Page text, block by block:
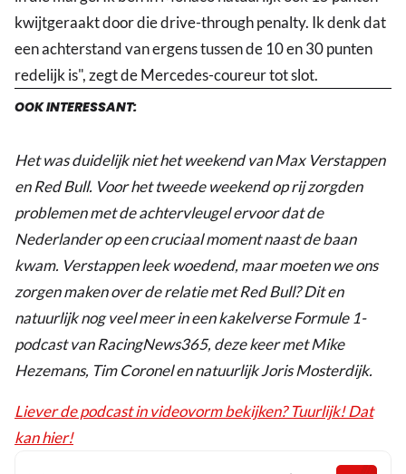
kwijtgeraakt door die drive-through penalty. Ik denk dat
een achterstand van ergens tussen de 10 en 30 punten
redelijk is", zegt de Mercedes-coureur tot slot.
OOK INTERESSANT:
Het was duidelijk niet het weekend van Max Verstappen
en Red Bull. Voor het tweede weekend op rij zorgden
problemen met de achtervleugel ervoor dat de
Nederlander op een cruciaal moment naast de baan
kwam. Verstappen leek woedend, maar moeten we ons
zorgen maken over de relatie met Red Bull? Dit en
natuurlijk nog veel meer in een kakelverse Formule 1-
podcast van RacingNews365, deze keer met Mike
Hezemans, Tim Coronel en natuurlijk Joris Mosterdijk.
Liever de podcast in videovorm bekijken? Tuurlijk! Dat
kan hier!